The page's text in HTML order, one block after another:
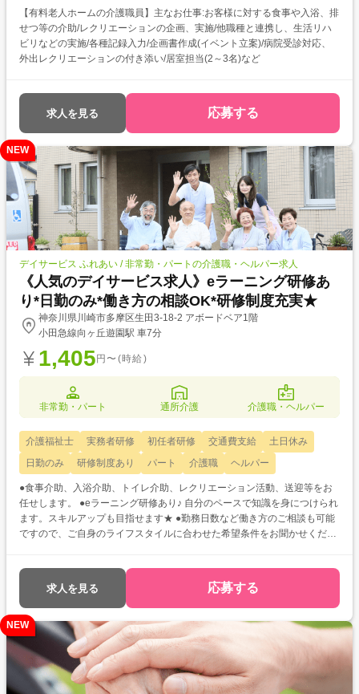
【有料老人ホームの介護職員】主なお仕事:お客様に対する食事や入浴、排
せつ等の介助/レクリエーションの企画、実施/他職種と連携し、生活リハ
ビリなどの実施/各種記録入力/企画書作成(イベント立案)/病院受診対応、
外出レクリエーションの付き添い/居室担当(2～3名)など
求人を見る 応募する
NEW
デイサービス ふれあい / 非常勤・パートの介護職・ヘルパー求人
《人気のデイサービス求人》eラーニング研修あ
り*日勤のみ*働き方の相談OK*研修制度充実★
神奈川県川崎市多摩区生田3-18-2 アボードベア1階
小田急線向ヶ丘遊園駅 車7分
1,405 円〜(時給)
非常勤・パート 通所介護 介護職・ヘルパー
介護福祉士 実務者研修 初任者研修 交通費支給
土日休み
日勤のみ
研修制度あり パート 介護職 ヘルパー
●食事介助、入浴介助、トイレ介助、レクリエーション活動、送迎等をお
任せします。 ●eラーニング研修あり♪ 自分のペースで知識を身につけられ
ます。スキルアップも目指せます★ ●勤務日数など働き方のご相談も可能
ですので、ご自身のライフスタイルに合わせた希望条件をお聞かせくださ
求人を見る 応募する
NEW